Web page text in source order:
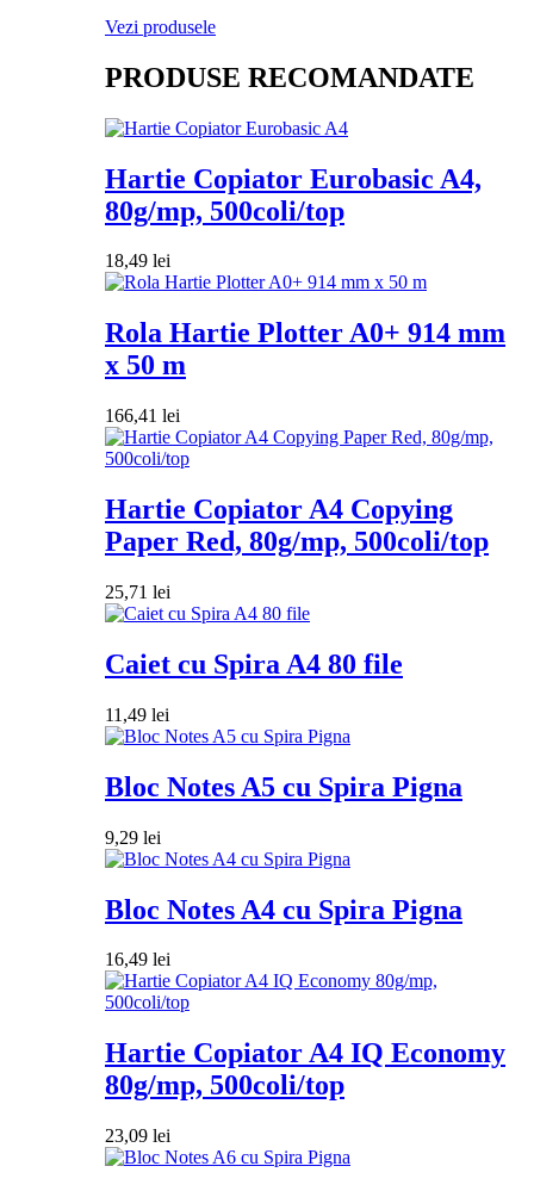
Vezi produsele
PRODUSE RECOMANDATE
Hartie Copiator Eurobasic A4,
80g/mp, 500coli/top
18,49 lei
Rola Hartie Plotter A0+ 914 mm
x 50 m
166,41 lei
Hartie Copiator A4 Copying
Paper Red, 80g/mp, 500coli/top
25,71 lei
Caiet cu Spira A4 80 file
11,49 lei
Bloc Notes A5 cu Spira Pigna
9,29 lei
Bloc Notes A4 cu Spira Pigna
16,49 lei
Hartie Copiator A4 IQ Economy
80g/mp, 500coli/top
23,09 lei